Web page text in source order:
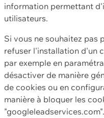
information permettant
utilisateurs.
Si vous ne souhaitez pas
refuser l'installation d'un
par exemple en
désactiver de manière
de cookies ou en
manière à bloquer les
"googleleadservices.com".